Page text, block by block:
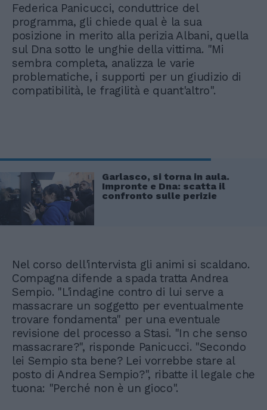
Federica Panicucci, conduttrice del
programma, gli chiede qual è la sua
posizione in merito alla perizia Albani, quella
sul Dna sotto le unghie della vittima. "Mi
sembra completa, analizza le varie
problematiche, i supporti per un giudizio di
compatibilità, le fragilità e quant'altro".
Garlasco, si torna in aula.
Impronte e Dna: scatta il
confronto sulle perizie
Nel corso dell'intervista gli animi si scaldano.
Compagna difende a spada tratta Andrea
Sempio. "L'indagine contro di lui serve a
massacrare un soggetto per eventualmente
trovare fondamenta" per una eventuale
revisione del processo a Stasi. "In che senso
massacrare?", risponde Panicucci. "Secondo
lei Sempio sta bene? Lei vorrebbe stare al
posto di Andrea Sempio?", ribatte il legale che
tuona: "Perché non è un gioco".